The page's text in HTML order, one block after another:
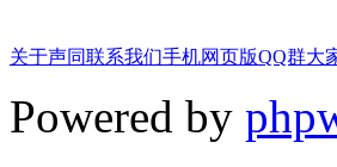
关于声同联系我们手机网页版QQ群大
Powered by